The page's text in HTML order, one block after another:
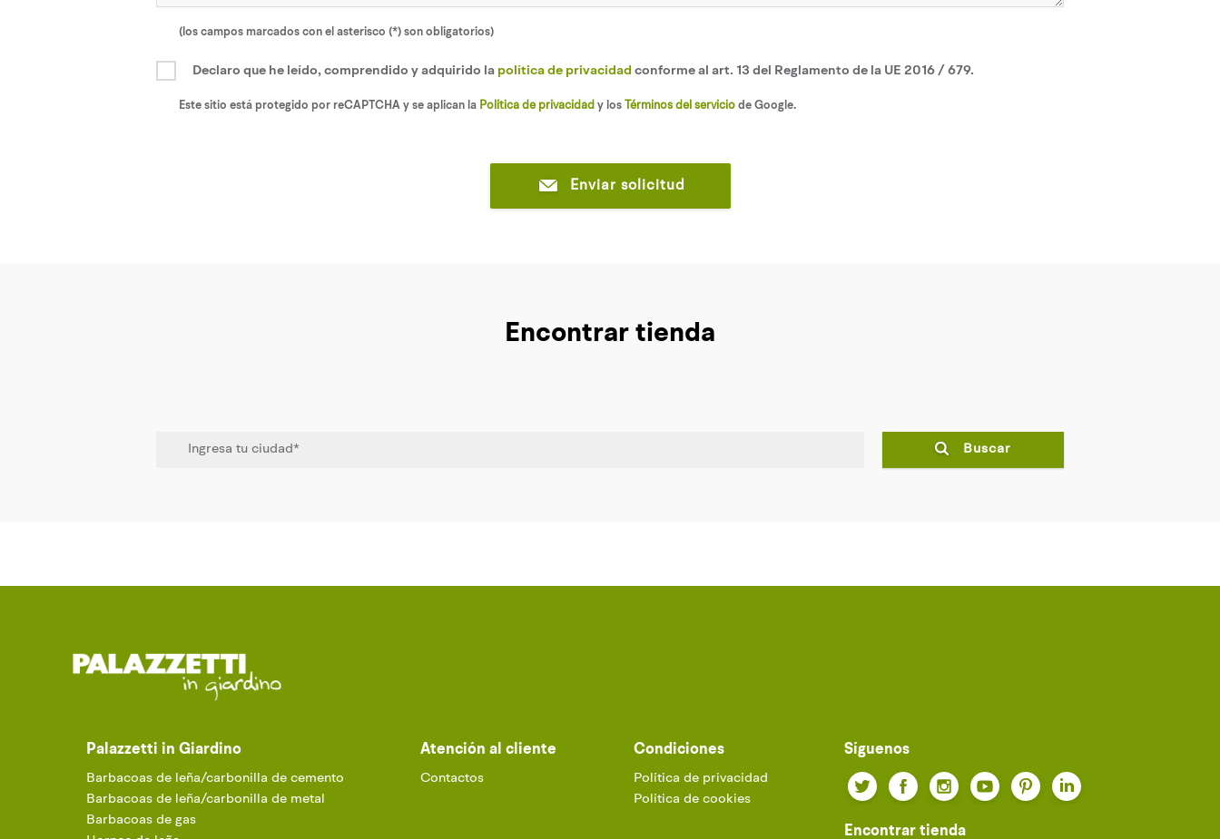
(los campos marcados con el asterisco (*) son obligatorios)
Declaro que he leído, comprendido y adquirido la política de privacidad conforme al art. 13 del Reglamento de la UE 2016 / 679.
Este sitio está protegido por reCAPTCHA y se aplican la Política de privacidad y los Términos del servicio de Google.
Enviar solicitud
Encontrar tienda
Buscar
Palazzetti in Giardino
Barbacoas de leña/carbonilla de cemento
Barbacoas de leña/carbonilla de metal
Barbacoas de gas
Atención al cliente
Contactos
Condiciones
Política de privacidad
Política de cookies
Síguenos
Facebook
Twitter YouTubePinterest
Instagram
Encontrar tienda